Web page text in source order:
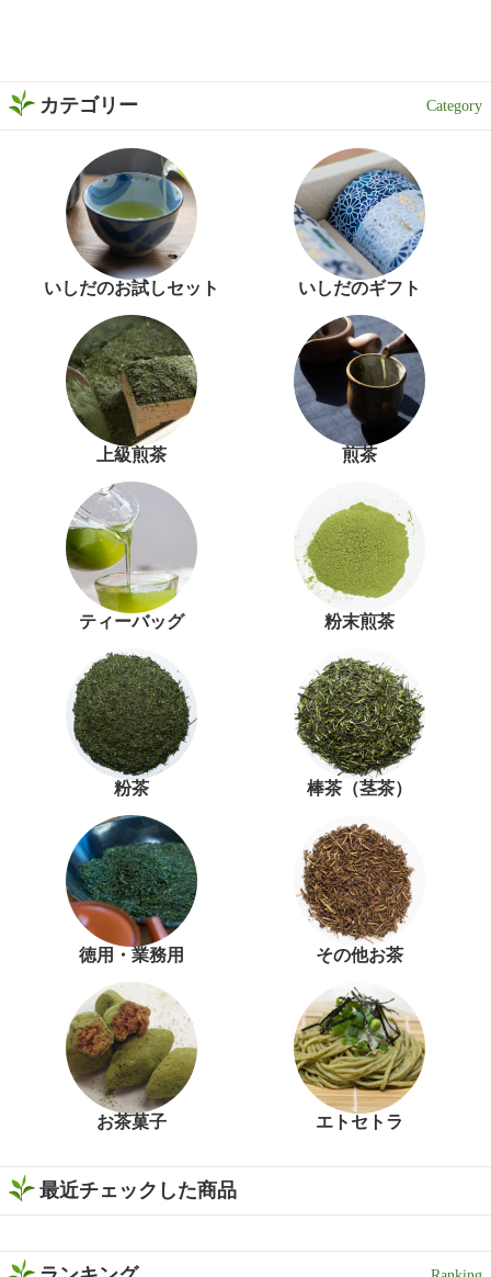
カテゴリー
いしだのお試しセット いしだのギフト
上級煎茶 煎茶
ティーバッグ 粉末煎茶
粉茶 棒茶（茎茶）
徳用・業務用 その他お茶
お茶菓子 エトセトラ
最近チェックした商品